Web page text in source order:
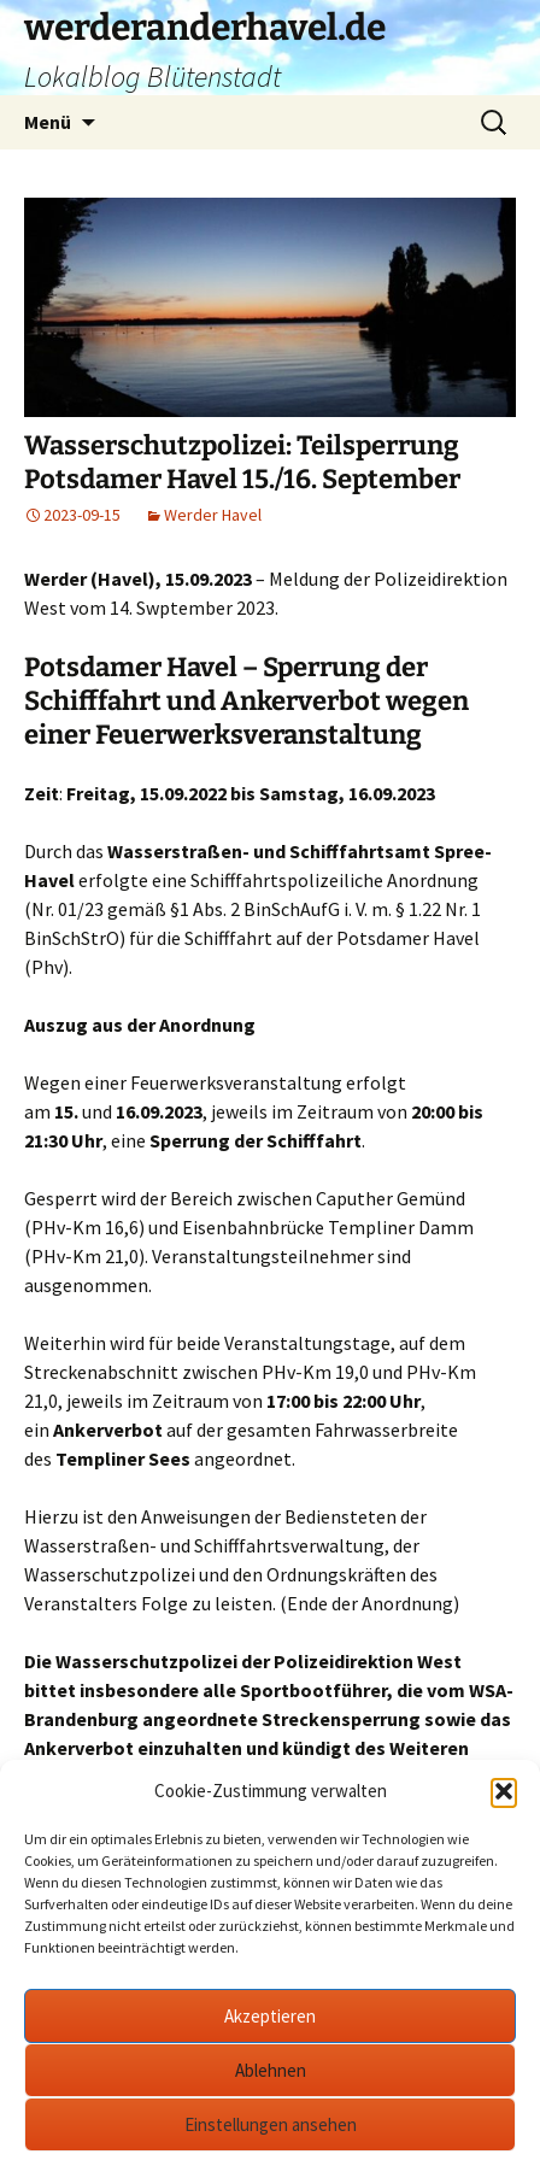
Cookie-Zustimmung verwalten
Um dir ein optimales Erlebnis zu bieten, verwenden wir Technologien wie
Cookies, um Geräteinformationen zu speichern und/oder darauf zuzugreifen.
Wenn du diesen Technologien zustimmst, können wir Daten wie das
Surfverhalten oder eindeutige IDs auf dieser Website verarbeiten. Wenn du deine
Zustimmung nicht erteilst oder zurückziehst, können bestimmte Merkmale und
Funktionen beeinträchtigt werden.
Akzeptieren
Ablehnen
Einstellungen ansehen
Zum
Inhalt
springen
werderanderhavel.de
Lokalblog Blütenstadt
Menü
Suchen
nach:
Wasserschutzpolizei: Teilsperrung
Potsdamer Havel 15./16. September
2023-09-15 Werder Havel
Werder (Havel), 15.09.2023– Meldung der Polizeidirektion
West vom 14. Swptember 2023.
Potsdamer Havel – Sperrung der
Schifffahrt und Ankerverbot wegen
einer Feuerwerksveranstaltung
Zeit: Freitag, 15.09.2022 bis Samstag, 16.09.2023
Durch das Wasserstraßen- und Schifffahrtsamt Spree-
Havelerfolgte eine Schifffahrtspolizeiliche Anordnung
(Nr. 01/23 gemäß §1 Abs. 2 BinSchAufG i. V. m. § 1.22 Nr. 1
BinSchStrO) für die Schifffahrt auf der Potsdamer Havel
(Phv).
Auszug aus der Anordnung
Wegen einer Feuerwerksveranstaltung erfolgt
am 15.und 16.09.2023, jeweils im Zeitraum von 20:00 bis
21:30 Uhr, eine Sperrung der Schifffahrt.
Gesperrt wird der Bereich zwischen Caputher Gemünd
(PHv-Km 16,6) und Eisenbahnbrücke Templiner Damm
(PHv-Km 21,0). Veranstaltungsteilnehmer sind
ausgenommen.
Weiterhin wird für beide Veranstaltungstage, auf dem
Streckenabschnitt zwischen PHv-Km 19,0 und PHv-Km
21,0, jeweils im Zeitraum von 17:00 bis 22:00 Uhr,
ein Ankerverbotauf der gesamten Fahrwasserbreite
des Templiner Sees angeordnet.
Hierzu ist den Anweisungen der Bediensteten der
Wasserstraßen- und Schifffahrtsverwaltung, der
Wasserschutzpolizei und den Ordnungskräften des
Veranstalters Folge zu leisten. (Ende der Anordnung)
Die Wasserschutzpolizei der Polizeidirektion West
bittet insbesondere alle Sportbootführer, die vom WSA-
Brandenburg angeordnete Streckensperrung sowie das
Ankerverbot einzuhalten und kündigt des Weiteren
Beitragszähler (seit 02/03/2026, ohne Bots, Inkognito-Leser und
Cookie-Ablehner):3
Beitragsnavigation
←Querpakt spart in Blütenstadt: Pressesch(l)au
Werder KW37
SPD: Werder versäumt World CleanUp Day